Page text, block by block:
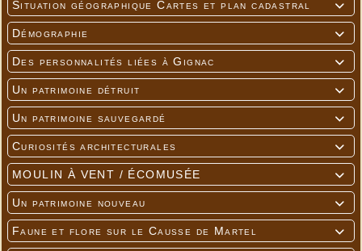

Situation géographique Cartes et plan cadastral

Démographie

Des personnalités liées à Gignac

Un patrimoine détruit

Un patrimoine sauvegardé

Curiosités architecturales

MOULIN À VENT / ÉCOMUSÉE

Un patrimoine nouveau

Faune et flore sur le Causse de Martel